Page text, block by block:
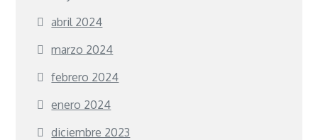
abril 2024
marzo 2024
febrero 2024
enero 2024
diciembre 2023